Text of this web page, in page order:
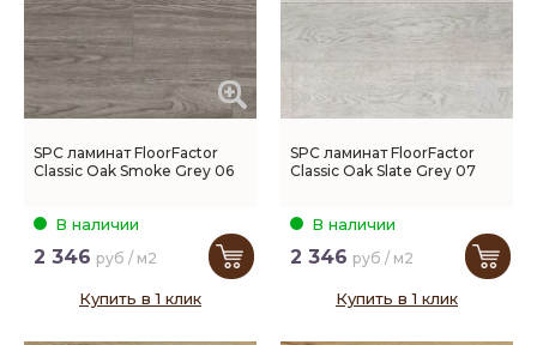
SPC ламинат FloorFactor
Classic Oak Smoke Grey 06
В наличии
2 346 руб / м2
Купить в 1 клик
SPC ламинат FloorFactor
Classic Oak Slate Grey 07
В наличии
2 346 руб / м2
Купить в 1 клик